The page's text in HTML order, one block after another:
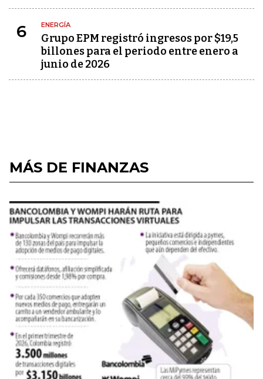
6 ENERGÍA
Grupo EPM registró ingresos por $19,5
billones para el periodo entre enero a
junio de 2026
MÁS DE FINANZAS